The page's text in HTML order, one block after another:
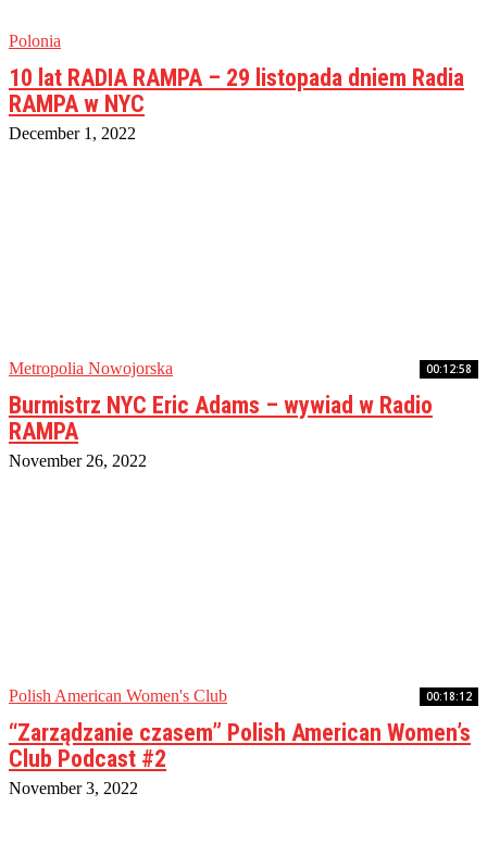
Polonia
10 lat RADIA RAMPA – 29 listopada dniem Radia
RAMPA w NYC
December 1, 2022
Metropolia Nowojorska 00:12:58
Burmistrz NYC Eric Adams – wywiad w Radio
RAMPA
November 26, 2022
Polish American Women's Club 00:18:12
“Zarządzanie czasem” Polish American Women’s
Club Podcast #2
November 3, 2022